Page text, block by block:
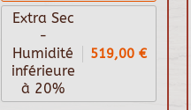
Extra Sec
-
Humidité
inférieure
à 20%
519,00 €